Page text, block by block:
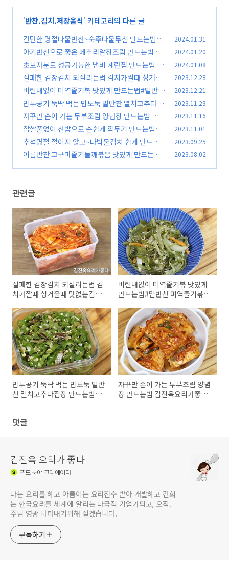
'반찬.김치.저장음식' 카테고리의 다른 글
간단한 명절나물반찬~숙주나물무침 만드는법#
숙주나물레시피#숙주나물#김진옥요리가좋다
(9
3)
2024.01.31
아기반찬으로 좋은 메추리알장조림 만드는법 레
시피#메추리알장조림만들기#김진옥요리가좋다
반찬
(92)
2024.01.20
초보자분도 성공가능한 냄비 계란찜 만드는법 달
걀찜냄비레시피 계란찜만들기 뚝배기계란찜 김
진옥요리가좋다 (28)
2024.01.08
실패한 김장김치 되살리는법 김치가짤때 싱거울
때 맛없는김치 신김치 살리기
(45)
2023.12.28
비린내없이 미역줄기볶 맛있게 만드는법#밑반찬
미역줄기볶음 레시피#미역줄기만들기#미역줄
기비린내#김진옥요리가좋다
(33)
2023.12.21
밥두공기 뚝딱 먹는 밥도둑 밑반찬 멸치고추다짐
장 만드는법#고추멸치조림#고추다짐레시피#김
진옥요리가좋다 (101)
2023.11.23
자꾸만 손이 가는 두부조림 양념장 만드는법 김진
옥요리가좋다 두부조림 반찬만들기
(85)
2023.11.16
찹쌀풀없이 찬밥으로 손쉽게 깍두기 만드는법#
깍두기레시피#설렁탕깍두기#김진옥요리가좋다
(109)
2023.11.01
추석명절 절이지 않고~나박물김치 쉽게 만드는
법 나박김치 레시피 알배기 물김치 만드는법 김진
2023.09.25
여름반찬 고구마줄기들깨볶음 맛있게 만드는 법
2023.08.02
관련글
실패한 김장김치 되살리는법 김
치가짤때 싱거울때 맛없는김치
비린내없이 미역줄기볶 맛있게
만드는법#밑반찬 미역줄기볶음
줄기비린내#김진옥요리가좋다
밥두공기 뚝딱 먹는 밥도둑 밑반
찬 멸치고추다짐장 만드는법#고
자꾸만 손이 가는 두부조림 양념
장 만드는법 김진옥요리가좋다
댓글
김진옥 요리가 좋다
푸드분야 크리에이터
나는 요리를 하고 아름이는 요리전수 받아 개발하고 건희
는 한국요리를 세계에 알리는 다국적 기업가되고, 오직.
주님 영광 나타내기위해 살겠습니다.
구독하기